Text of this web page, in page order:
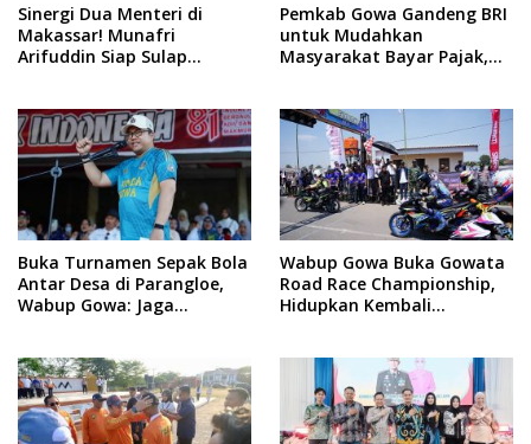
Sinergi Dua Menteri di
Makassar! Munafri
Arifuddin Siap Sulap
Baru
Pemkab Gowa Gandeng BRI
untuk Mudahkan
Masyarakat Bayar Pajak,
Buka Turnamen Sepak Bola
Antar Desa di Parangloe,
Wabup Gowa: Jaga
Wabup Gowa Buka Gowata
Road Race Championship,
Hidupkan Kembali